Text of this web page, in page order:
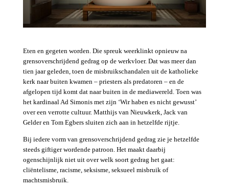
Eten en gegeten worden. Die spreuk weerklinkt opnieuw na
grensoverschrijdend gedrag op de werkvloer. Dat was meer dan
tien jaar geleden, toen de misbruikschandalen uit de katholieke
kerk naar buiten kwamen – priesters als predatoren – en de
afgelopen tijd komt dat naar buiten in de mediawereld. Toen was
het kardinaal Ad Simonis met zijn ‘Wir haben es nicht gewusst’
over een verrotte cultuur. Matthijs van Nieuwkerk, Jack van
Gelder en Tom Egbers sluiten zich aan in hetzelfde rijtje.
Bij iedere vorm van grensoverschrijdend gedrag zie je hetzelfde
steeds giftiger wordende patroon. Het maakt daarbij
ogenschijnlijk niet uit over welk soort gedrag het gaat:
cliëntelisme, racisme, seksisme, seksueel misbruik of
machtsmisbruik.